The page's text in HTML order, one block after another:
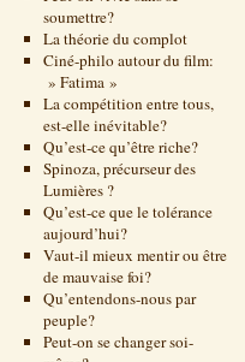
soumettre?
La théorie du complot
Ciné-philo autour du film:
» Fatima »
La compétition entre tous,
est-elle inévitable?
Qu’est-ce qu’être riche?
Spinoza, précurseur des
Lumières ?
Qu’est-ce que le tolérance
aujourd’hui?
Vaut-il mieux mentir ou être
de mauvaise foi?
Qu’entendons-nous par
peuple?
Peut-on se changer soi-